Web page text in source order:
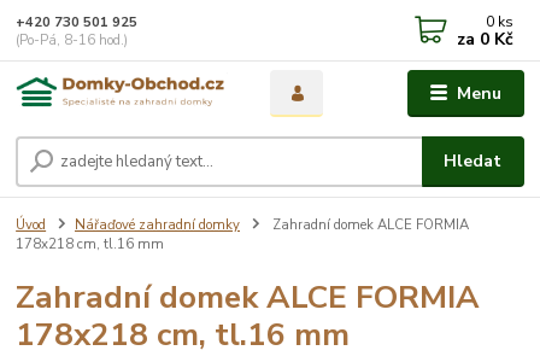
Menu
Hledat
+420 730 501 925
(Po-Pá, 8-16 hod.)
0 ks
za 0 Kč
Úvod Nářaďové zahradní domky
Zahradní domek ALCE FORMIA
178x218 cm, tl.16 mm
Zahradní domek ALCE FORMIA
178x218 cm, tl.16 mm